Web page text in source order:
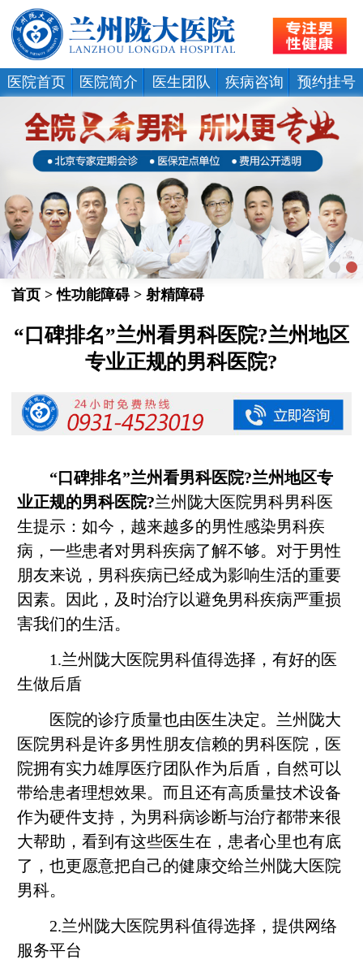
医院首页 医院简介 医生团队 疾病咨询 预约挂号
首页 >性功能障碍> 射精障碍
“口碑排名”兰州看男科医院?兰州地区
专业正规的男科医院?
“口碑排名”兰州看男科医院?兰州地区专
业正规的男科医院?兰州陇大医院男科男科医
生提示：如今，越来越多的男性感染男科疾
病，一些患者对男科疾病了解不够。对于男性
朋友来说，男科疾病已经成为影响生活的重要
因素。因此，及时治疗以避免男科疾病严重损
害我们的生活。
1.兰州陇大医院男科值得选择，有好的医
生做后盾
医院的诊疗质量也由医生决定。兰州陇大
医院男科是许多男性朋友信赖的男科医院，医
院拥有实力雄厚医疗团队作为后盾，自然可以
带给患者理想效果。而且还有高质量技术设备
作为硬件支持，为男科病诊断与治疗都带来很
大帮助，看到有这些医生在，患者心里也有底
了，也更愿意把自己的健康交给兰州陇大医院
男科。
2.兰州陇大医院男科值得选择，提供网络
服务平台